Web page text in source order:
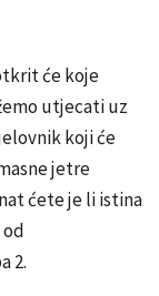
će koje
utjecati uz
koji će
jetre
ćete je li istina
2.